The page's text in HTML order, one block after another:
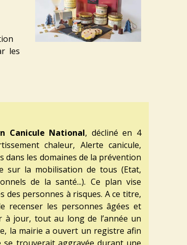
les
Canicule National, décliné en 4
chaleur, Alerte canicule,
dans les domaines de la prévention
sur la mobilisation de tous (Etat,
de la santé...). Ce plan vise
personnes à risques. A ce titre,
recenser les personnes âgées et
à jour, tout au long de l’année un
la mairie a ouvert un registre afin